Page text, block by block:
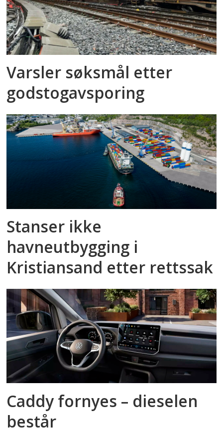
Varsler søksmål etter
godstog­avsporing
Stanser ikke
havneutbygging i
Kristiansand etter rettssak
Caddy fornyes – dieselen
består